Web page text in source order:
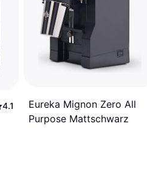
4.1
Eureka Mignon Zero All
Purpose Mattschwarz